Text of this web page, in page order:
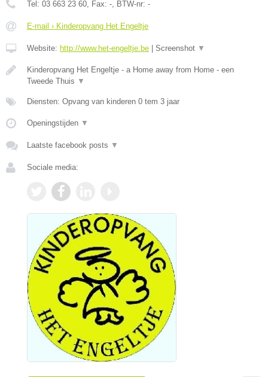
Tel: 03 663 23 60 , Fax: - , BTW-nr: -
E-mail › Kinderopvang Het Engeltje
Website: http://www.het-engeltje.be Screenshot ▼
Kinderopvang Het Engeltje - a Home away from Home - een
Tweede Thuis ▼
Diensten: Opvang van kinderen 0 tem 3 jaar
Openingstijden ▼
Laatste facebook posts ▼
Sociale media: